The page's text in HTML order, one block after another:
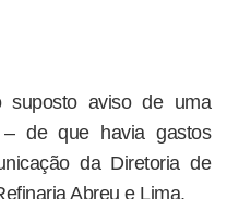
suposto aviso de uma
de que havia gastos
da Diretoria de
Abreu e Lima.